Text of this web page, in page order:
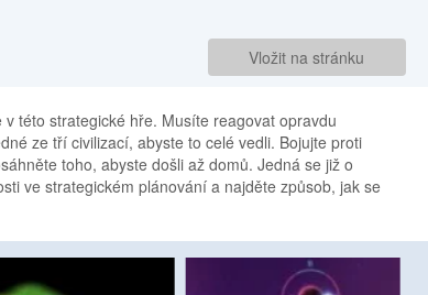
Vložit na stránku
této strategické hře. Musíte reagovat opravdu
ze tří civilizací, abyste to celé vedli. Bojujte proti
toho, abyste došli až domů. Jedná se již o
ve strategickém plánování a najděte způsob, jak se